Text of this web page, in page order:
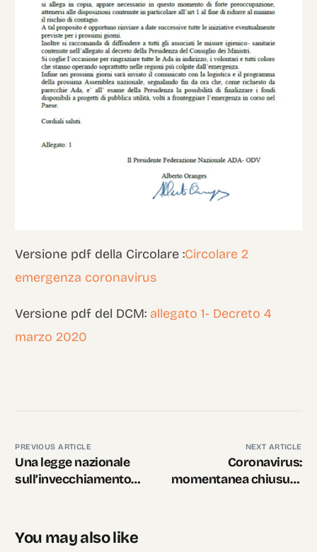
Versione pdf della Circolare :Circolare 2
emergenza coronavirus
Versione pdf del DCM: allegato 1- Decreto 4
marzo 2020
PREVIOUS ARTICLE
Una legge nazionale
sull’invecchiamento
NEXT ARTICLE
Coronavirus:
momentanea chiusura
You may also like